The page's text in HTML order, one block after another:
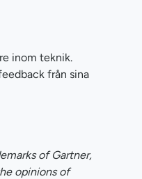
inom teknik.
från sina
of Gartner,
opinions of